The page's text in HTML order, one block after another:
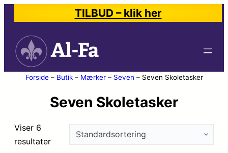
TILBUD – klik her
Forside– Butik– Mærker– Seven – Seven Skoletasker
Seven Skoletasker
Viser 6
resultater